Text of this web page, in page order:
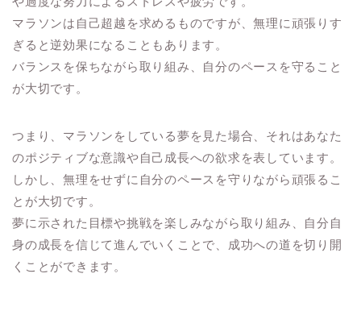
マラソンは自己超越を求めるものですが、無理に頑張りす
ぎると逆効果になることもあります。
バランスを保ちながら取り組み、自分のペースを守ること
が大切です。
つまり、マラソンをしている夢を見た場合、それはあなた
のポジティブな意識や自己成長への欲求を表しています。
しかし、無理をせずに自分のペースを守りながら頑張るこ
とが大切です。
夢に示された目標や挑戦を楽しみながら取り組み、自分自
身の成長を信じて進んでいくことで、成功への道を切り開
くことができます。